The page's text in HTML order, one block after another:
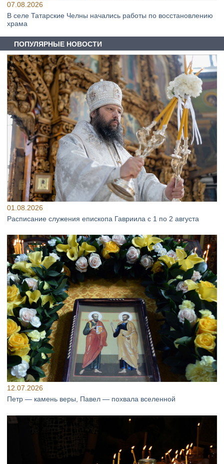
07.08.2026
В селе Татарские Челны начались работы по восстановлению
храма
ПОПУЛЯРНЫЕ НОВОСТИ
01.08.2026
Расписание служения епископа Гавриила с 1 по 2 августа
12.07.2026
Петр — камень веры, Павел — похвала вселенной